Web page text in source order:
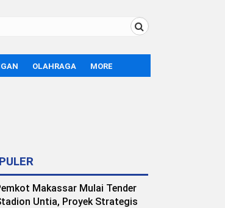
OLAHRAGA MORE
Makassar Mulai Tender
Untia, Proyek Strategis